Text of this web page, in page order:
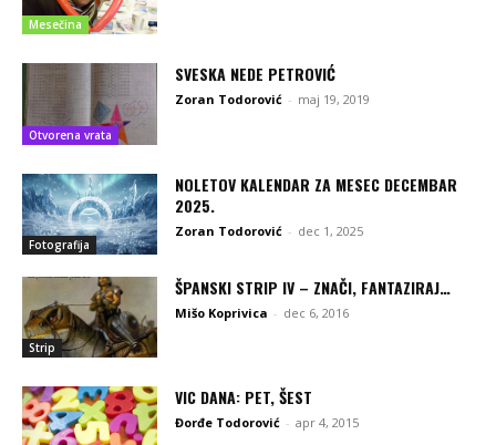
Mesečina
Otvorena vrata
SVESKA NEDE PETROVIĆ
Zoran Todorović - maj 19, 2019
Fotografija
NOLETOV KALENDAR ZA MESEC DECEMBAR
2025.
Zoran Todorović - dec 1, 2025
Strip
ŠPANSKI STRIP IV – ZNAČI, FANTAZIRAJ…
Mišo Koprivica - dec 6, 2016
VIC DANA: PET, ŠEST
Đorđe Todorović - apr 4, 2015